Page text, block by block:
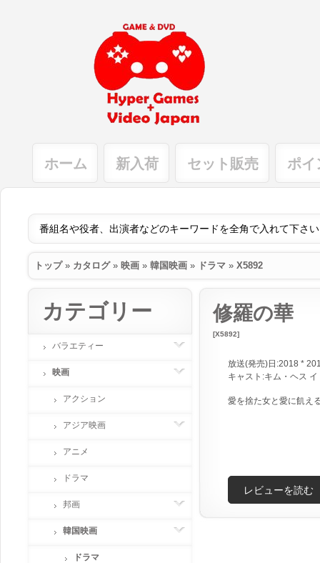
ホーム 新入荷 セット販売 ポイ
トップ» カタログ» 映画 » 韓国映画 » ドラマ » X5892
修羅の華
[X5892]
放送(発売)日:2018 *
キャスト:キム・ヘス
愛を捨た女と愛に飢え
レビューを読む
カテゴリー
バラエティー
映画
アクション
アジア映画
アニメ
ドラマ
邦画
韓国映画
ドラマ